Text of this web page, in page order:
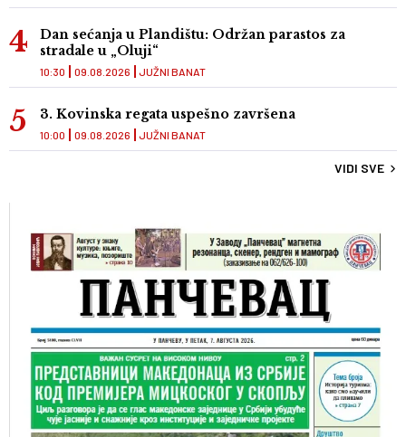
Dan sećanja u Plandištu: Održan parastos za
stradale u „Oluji“
JUŽNI BANAT
10:30 09.08.2026
3. Kovinska regata uspešno završena
JUŽNI BANAT
10:00 09.08.2026
VIDI SVE